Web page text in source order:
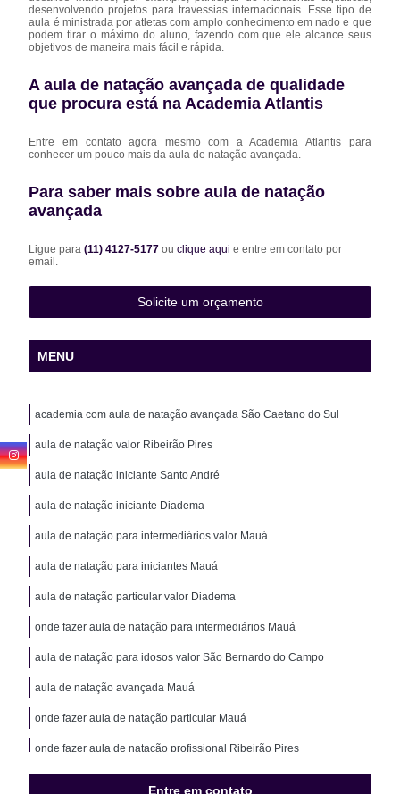
desenvolvendo projetos para travessias internacionais. Esse tipo de
aula é ministrada por atletas com amplo conhecimento em nado e que
podem tirar o máximo do aluno, fazendo com que ele alcance seus
objetivos de maneira mais fácil e rápida.
A aula de natação avançada de qualidade
que procura está na Academia Atlantis
Entre em contato agora mesmo com a Academia Atlantis para
conhecer um pouco mais da aula de natação avançada.
Para saber mais sobre aula de natação
avançada
Ligue para(11) 4127-5177ouclique aqui e entre em contato por
email.
Solicite um orçamento
MENU
academia com aula de natação avançada São Caetano do Sul
aula de natação valor Ribeirão Pires
aula de natação iniciante Santo André
aula de natação iniciante Diadema
aula de natação para intermediários valor Mauá
aula de natação para iniciantes Mauá
aula de natação particular valor Diadema
onde fazer aula de natação para intermediários Mauá
aula de natação para idosos valor São Bernardo do Campo
aula de natação avançada Mauá
onde fazer aula de natação particular Mauá
onde fazer aula de natação profissional Ribeirão Pires
aula de natação profissional valor ABC
Entre em contato